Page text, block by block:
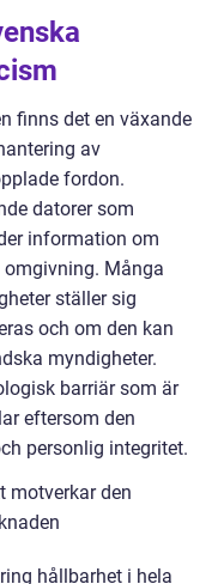
finns det en växande
av
fordon.
datorer som
information om
omgivning. Många
ställer sig
och om den kan
myndigheter.
barriär som är
eftersom den
personlig integritet.
motverkar den
hållbarhet i hela